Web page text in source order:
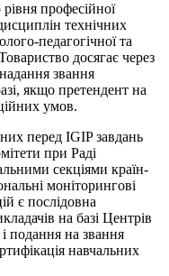
професійної
технічних
педагогічної та
досягає через
звання
якщо претендент на
умов.
перед IGIP завдань
при Раді
секціями країн-
моніторингові
є послідовна
на базі Центрів
подання на звання
навчальних